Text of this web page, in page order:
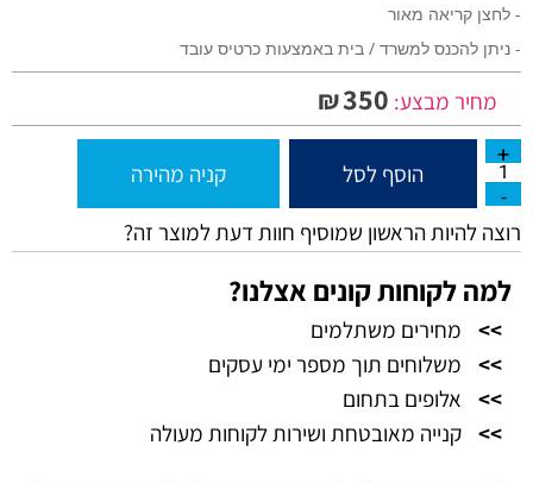
- לחצן קריאה מאור
- ניתן להכנס למשרד / בית באמצעות כרטיס עובד
מחיר מבצע: ₪350
הוסף לסל קניה מהירה
רוצה להיות הראשון שמוסיף חוות דעת למוצר זה?
למה לקוחות קונים אצלנו?
>>
מחירים משתלמים
>>
משלוחים תוך מספר ימי עסקים
>>
אלופים בתחום
>> קנייה מאובטחת ושירות לקוחות מעולה